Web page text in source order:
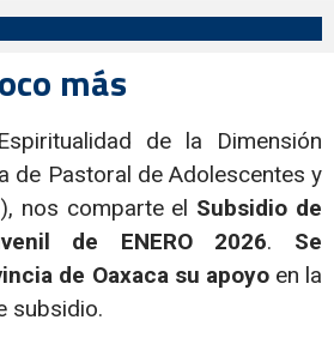
más
de la Dimensión
de Pastoral de Adolescentes y
nos comparte el Subsidio de
de ENERO 2026. Se
de Oaxaca su apoyo en la
subsidio.